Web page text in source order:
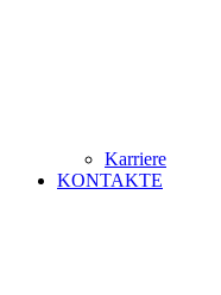
Karriere
KONTAKTE